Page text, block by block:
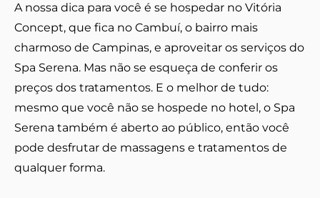
A nossa dica para você é se hospedar no Vitória
Concept, que fica no Cambuí, o bairro mais
charmoso de Campinas, e aproveitar os serviços do
Spa Serena. Mas não se esqueça de conferir os
preços dos tratamentos. E o melhor de tudo:
mesmo que você não se hospede no hotel, o Spa
Serena também é aberto ao público, então você
pode desfrutar de massagens e tratamentos de
qualquer forma.